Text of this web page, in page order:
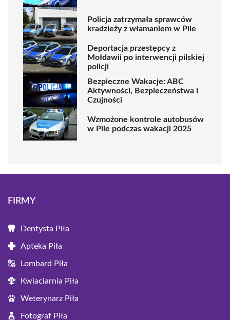
Policja zatrzymała sprawców
kradzieży z włamaniem w Pile
Deportacja przestępcy z
Mołdawii po interwencji pilskiej
policji
Bezpieczne Wakacje: ABC
Aktywności, Bezpieczeństwa i
Czujności
Wzmożone kontrole autobusów
w Pile podczas wakacji 2025
FIRMY
Dentysta Piła
Apteka Piła
Lombard Piła
Kwiaciarnia Piła
Weterynarz Piła
Fotograf Piła